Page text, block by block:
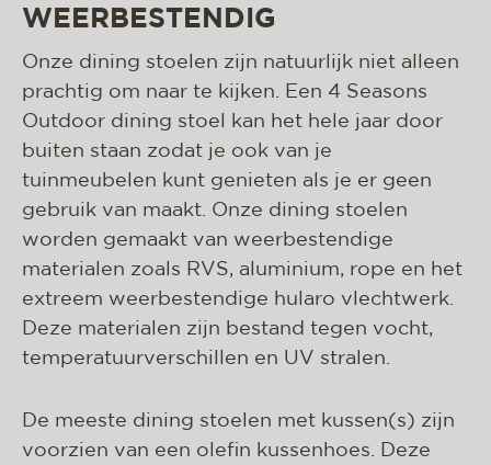
WEERBESTENDIG
Onze dining stoelen zijn natuurlijk niet alleen
prachtig om naar te kijken. Een 4 Seasons
Outdoor dining stoel kan het hele jaar door
buiten staan zodat je ook van je
tuinmeubelen kunt genieten als je er geen
gebruik van maakt. Onze dining stoelen
worden gemaakt van weerbestendige
materialen zoals RVS, aluminium, rope en het
extreem weerbestendige hularo vlechtwerk.
Deze materialen zijn bestand tegen vocht,
temperatuurverschillen en UV stralen.
De meeste dining stoelen met kussen(s) zijn
voorzien van een olefin kussenhoes. Deze